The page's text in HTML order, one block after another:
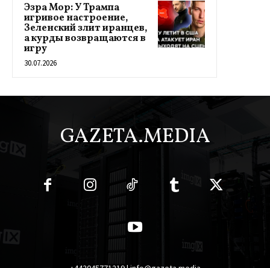
Эзра Мор: У Трампа
игривое настроение,
Зеленский злит иранцев,
а курды возвращаются в
игру
30.07.2026
GAZETA.MEDIA